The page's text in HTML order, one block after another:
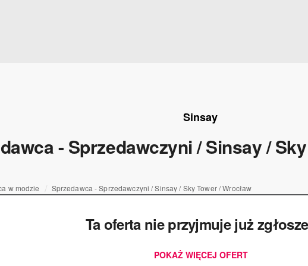
Sinsay
- Sprzedawczyni / Sinsay /
w modzie Sprzedawca - Sprzedawczyni / Sinsay / Sky Tower / Wrocław​
Ta oferta nie przyjmuje już
POKAŻ WIĘCEJ OFERT